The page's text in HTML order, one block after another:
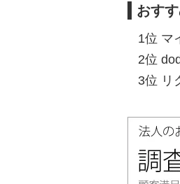
おす
1位 マ
2位
3位 リ